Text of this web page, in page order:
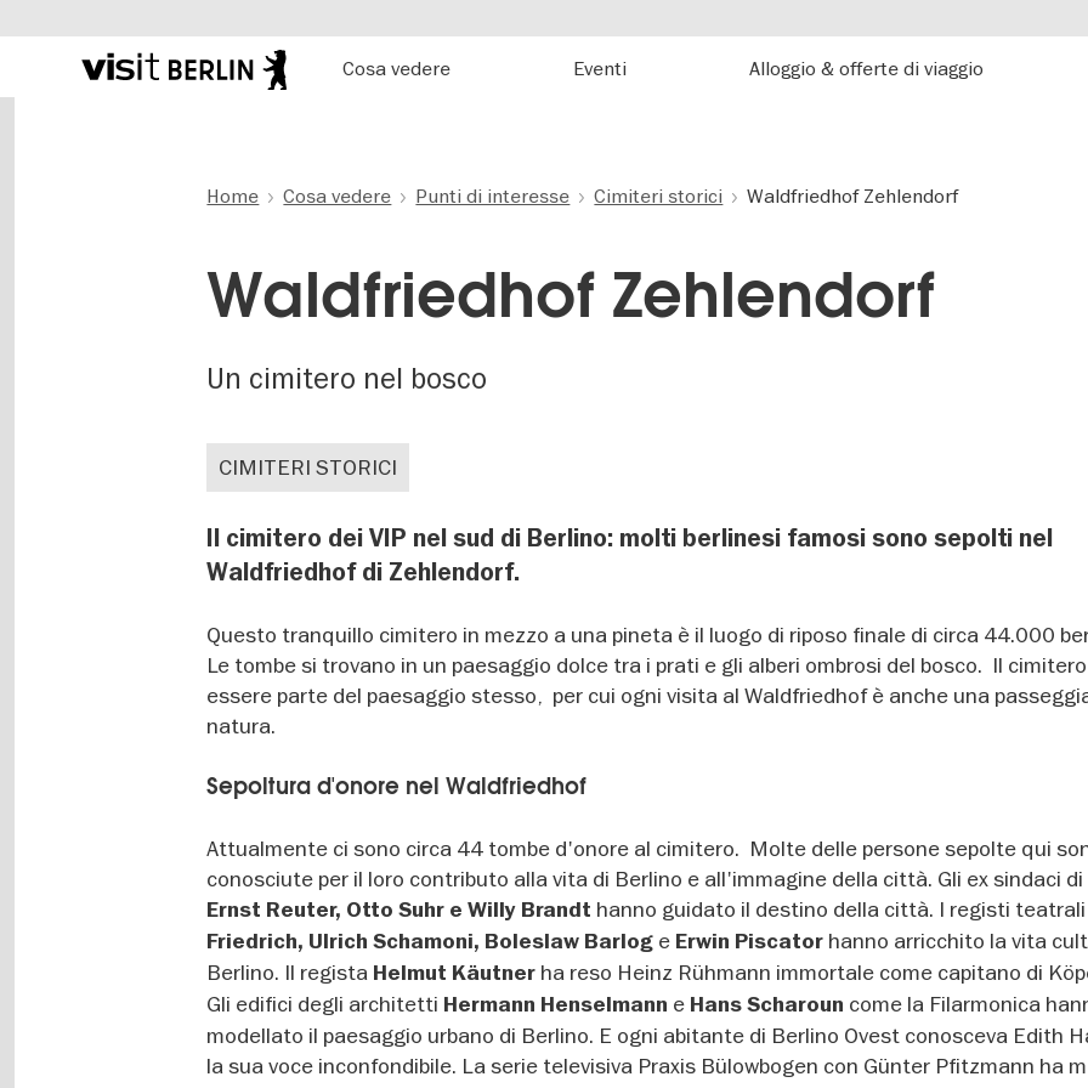
Portale
Cosa vedere
Eventi Alloggio & offerte di viaggio
Home Cosa vedere Punti di interesse Cimiteri storici Waldfriedhof Zehlendorf
Waldfriedhof Zehlendorf
Un cimitero nel bosco
CIMITERI STORICI
Il cimitero dei VIP nel sud di Berlino: molti berlinesi famosi sono sepolti nel
Waldfriedhof di Zehlendorf.
Questo tranquillo cimitero in mezzo a una pineta è il luogo di riposo finale di circa 44.000
Le tombe si trovano in un paesaggio dolce tra i prati e gli alberi ombrosi del bosco. Il
essere parte del paesaggio stesso, per cui ogni visita al Waldfriedhof è anche una
natura.
Sepoltura d'onore nel Waldfriedhof
Attualmente ci sono circa 44 tombe d'onore al cimitero. Molte delle persone sepolte qui
conosciute per il loro contributo alla vita di Berlino e all'immagine della città. Gli ex sindaci
Ernst Reuter, Otto Suhr e Willy Brandt hanno guidato il destino della città. I registi
Friedrich, Ulrich Schamoni, Boleslaw Barlog e Erwin Piscator hanno arricchito la vita
Berlino. Il regista Helmut Käutner ha reso Heinz Rühmann immortale come capitano di
Gli edifici degli architetti Hermann Henselmann e Hans Scharoun come la Filarmonica
modellato il paesaggio urbano di Berlino. E ogni abitante di Berlino Ovest conosceva Edith
la sua voce inconfondibile. La serie televisiva Praxis Bülowbogen con Günter Pfitzmann ha